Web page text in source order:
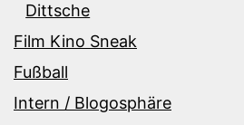
Dittsche
Film Kino Sneak
Fußball
Intern / Blogosphäre